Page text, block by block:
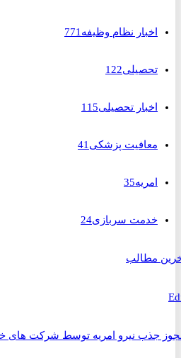
اخبار نظام وظیفه771
تحصیلی122
اخبار تحصیلی115
معافیت پزشکی41
امریه35
خدمت سربازی 24
مطالب
نیرو امریه توسط شرکت های خلاق 1402 صادر شد